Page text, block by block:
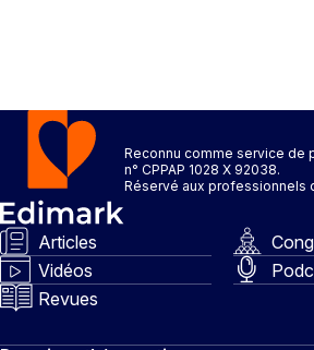
Reconnu comme service de
n° CPPAP 1028 X 92038.
Réservé aux professionnels
Articles
Vidéos
Revues